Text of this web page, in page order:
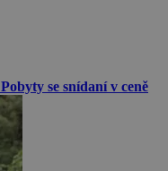
Pobyty se snídaní v ceně